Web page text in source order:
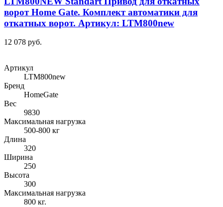
ворот Home Gate. Комплект автоматики для
откатных ворот. Артикул: LTM800new
12 078 руб.
Артикул
LTM800new
Бренд
HomeGate
Вес
9830
Максимальная нагрузка
500-800 кг
Длина
320
Ширина
250
Высота
300
Максимальная нагрузка
800 кг.